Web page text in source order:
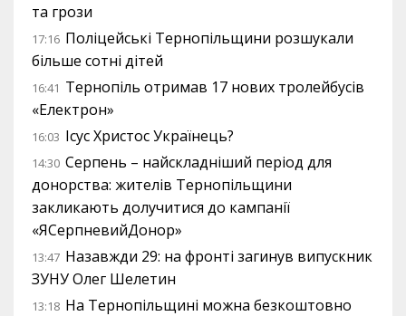
та грози
17:16 Поліцейські Тернопільщини розшукали
більше сотні дітей
16:41 Тернопіль отримав 17 нових тролейбусів
«Електрон»
16:03 Ісус Христос Українець?
14:30 Серпень – найскладніший період для
донорства: жителів Тернопільщини
закликають долучитися до кампанії
«ЯСерпневийДонор»
13:47 Назавжди 29: на фронті загинув випускник
ЗУНУ Олег Шелетин
13:18 На Тернопільщині можна безкоштовно